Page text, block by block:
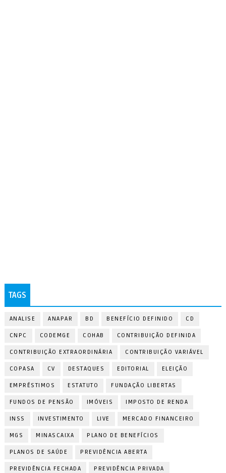
TAGS
ANALISE ANAPAR BD BENEFÍCIO DEFINIDO CD
CNPC CODEMGE COHAB CONTRIBUIÇÃO DEFINIDA
CONTRIBUIÇÃO EXTRAORDINÁRIA CONTRIBUIÇÃO VARIÁVEL
COPASA CV DESTAQUES EDITORIAL ELEIÇÃO
EMPRÉSTIMOS ESTATUTO FUNDAÇÃO LIBERTAS
FUNDOS DE PENSÃO IMÓVEIS IMPOSTO DE RENDA
INSS INVESTIMENTO LIVE MERCADO FINANCEIRO
MGS MINASCAIXA PLANO DE BENEFÍCIOS
PLANOS DE SAÚDE PREVIDÊNCIA ABERTA
PREVIDÊNCIA FECHADA PREVIDÊNCIA PRIVADA